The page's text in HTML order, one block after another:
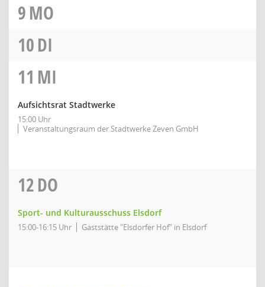
9MO
10DI
11 MI
Aufsichtsrat Stadtwerke
15:00 Uhr
Veranstaltungsraum der Stadtwerke Zeven GmbH
12DO
Sport- und Kulturausschuss Elsdorf
15:00-16:15 Uhr Gaststätte "Elsdorfer Hof" in Elsdorf